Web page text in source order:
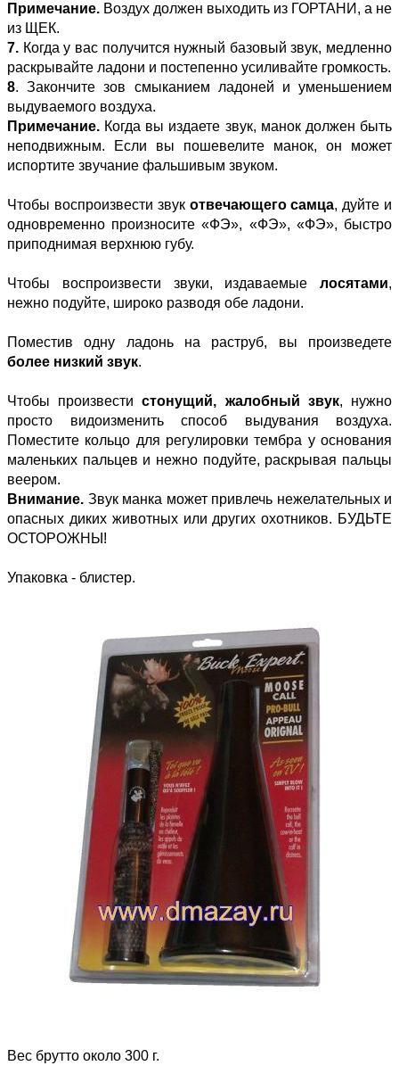
Примечание. Воздух должен выходить из ГОРТАНИ, а не
из ЩЕК.
7. Когда у вас получится нужный базовый звук, медленно
раскрывайте ладони и постепенно усиливайте громкость.
8. Закончите зов смыканием ладоней и уменьшением
выдуваемого воздуха.
Примечание. Когда вы издаете звук, манок должен быть
неподвижным. Если вы пошевелите манок, он может
испортите звучание фальшивым звуком.
Чтобы воспроизвести звук отвечающего самца, дуйте и
одновременно произносите «ФЭ», «ФЭ», «ФЭ», быстро
приподнимая верхнюю губу.
Чтобы воспроизвести звуки, издаваемые лосятами,
нежно подуйте, широко разводя обе ладони.
Поместив одну ладонь на раструб, вы произведете
более низкий звук.
Чтобы произвестистонущий, жалобный звук, нужно
просто видоизменить способ выдувания воздуха.
Поместите кольцо для регулировки тембра у основания
маленьких пальцев и нежно подуйте, раскрывая пальцы
веером.
Внимание. Звук манка может привлечь нежелательных и
опасных диких животных или других охотников. БУДЬТЕ
ОСТОРОЖНЫ!
Упаковка - блистер.
Вес брутто около 300 г.